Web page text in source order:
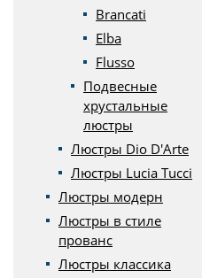
Brancati
Elba
Flusso
Подвесные
хрустальные
люстры
Люстры Dio D'Arte
Люстры Lucia Tucci
Люстры модерн
Люстры в стиле
прованс
Люстры классика